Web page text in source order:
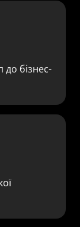
бізнес-